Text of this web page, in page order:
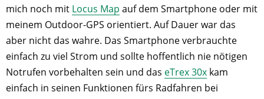
mich noch mit Locus Map auf dem Smartphone oder mit
meinem Outdoor-GPS orientiert. Auf Dauer war das
aber nicht das wahre. Das Smartphone verbrauchte
einfach zu viel Strom und sollte hoffentlich nie nötigen
Notrufen vorbehalten sein und das eTrex 30x kam
einfach in seinen Funktionen fürs Radfahren bei